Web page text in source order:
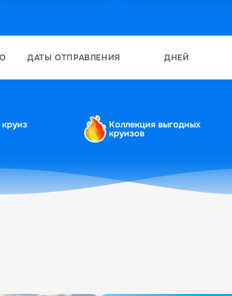
ДАТЫ ОТПРАВЛЕНИЯ ДНЕЙ
Коллекция выгодных
круизов